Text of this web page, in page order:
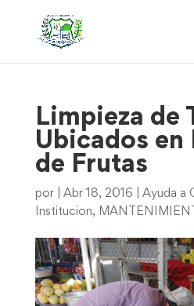
Limpieza de
Ubicados en
de Frutas
por Abr 18, 2016
Ayuda a
Institucion,